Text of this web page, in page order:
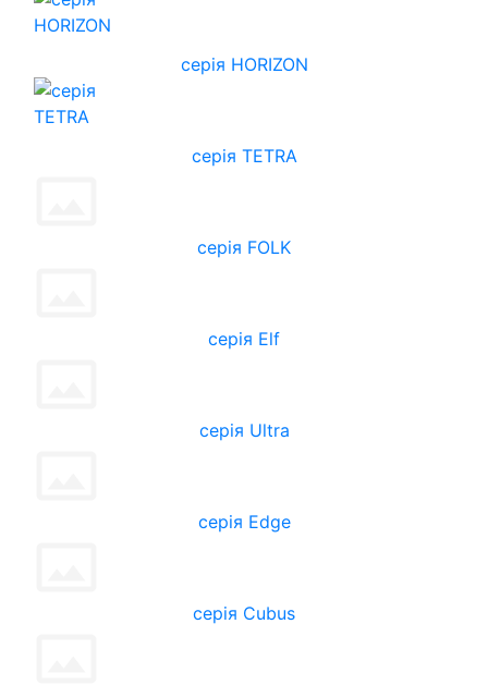
cерія HORIZON
серія TETRA
серія FOLK
серія Elf
серія Ultra
серія Edge
серія Cubus